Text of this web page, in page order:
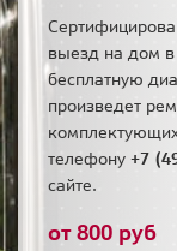
выезд на дом в
бесплатную
произведет
телефону +7
сайте.
от 800 руб